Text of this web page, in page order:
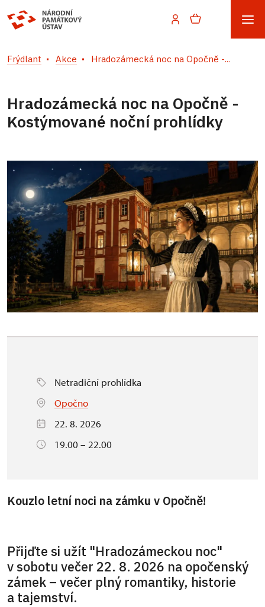
Frýdlant Akce Hradozámecká noc na Opočně -...
Hradozámecká noc na Opočně -
Kostýmované noční prohlídky
Netradiční prohlídka
Opočno
22. 8. 2026
19.00 – 22.00
Kouzlo letní noci na zámku v Opočně!
Přijďte si užít "Hradozámeckou noc"
v sobotu večer 22. 8. 2026 na opočenský
zámek – večer plný romantiky, historie
a tajemství.